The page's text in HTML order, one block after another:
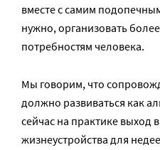
вместе с самим
нужно, организовать
потребностям человека.
Мы говорим, что
должно развиваться как
сейчас на практике выход
жизнеустройства для